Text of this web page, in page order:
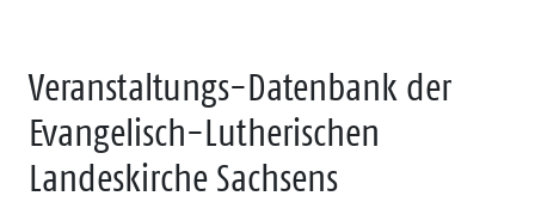
Veranstaltungs-Datenbank der
Evangelisch-Lutherischen
Landeskirche Sachsens